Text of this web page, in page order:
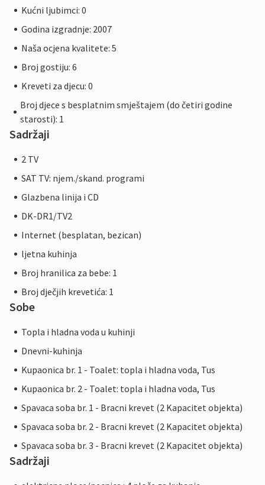
Kućni ljubimci: 0
Godina izgradnje: 2007
Naša ocjena kvalitete: 5
Broj gostiju: 6
Kreveti za djecu: 0
Broj djece s besplatnim smještajem (do četiri godine
starosti): 1
Sadržaji
2 TV
SAT TV: njem./skand. programi
Glazbena linija i CD
DK-DR1/TV2
Internet (besplatan, bezican)
ljetna kuhinja
Broj hranilica za bebe: 1
Broj dječjih krevetića: 1
Sobe
Topla i hladna voda u kuhinji
Dnevni-kuhinja
Kupaonica br. 1 - Toalet: topla i hladna voda, Tus
Kupaonica br. 2 - Toalet: topla i hladna voda, Tus
Spavaca soba br. 1 - Bracni krevet (2 Kapacitet objekta)
Spavaca soba br. 2 - Bracni krevet (2 Kapacitet objekta)
Spavaca soba br. 3 - Bracni krevet (2 Kapacitet objekta)
Sadržaji